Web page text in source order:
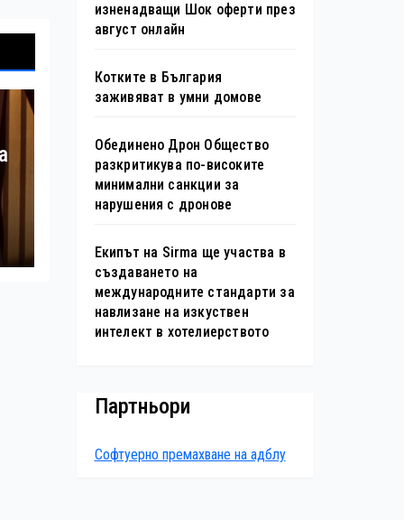
изненадващи Шок оферти през
август онлайн
Котките в България
заживяват в умни домове
Обединено Дрон Общество
разкритикува по-високите
минимални санкции за
нарушения с дронове
Екипът на Sirma ще участва в
създаването на
международните стандарти за
навлизане на изкуствен
интелект в хотелиерството
Партньори
Софтуерно премахване на адблу